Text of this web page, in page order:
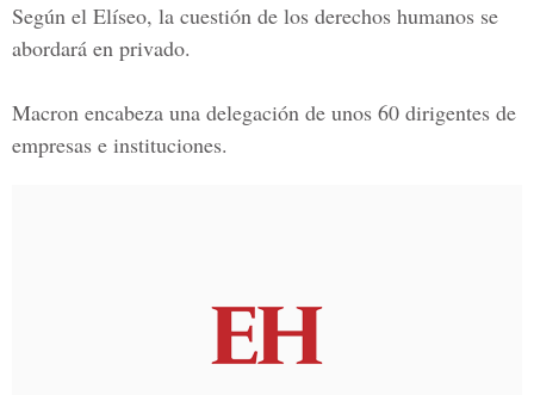
Según el Elíseo, la cuestión de los derechos humanos se
abordará en privado.
Macron encabeza una delegación de unos 60 dirigentes de
empresas e instituciones.